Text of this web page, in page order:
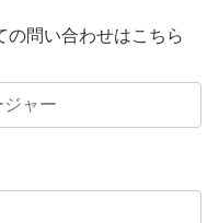
の問い合わせはこちら